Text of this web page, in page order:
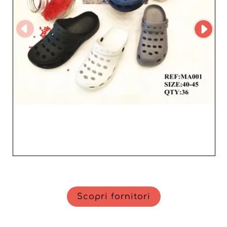
soddisfazione dei clienti grazie a una moda accessibile e
di stile. Scegliere 2Z Calzados S.L. significa puntare su
una collaborazione duratura e fruttuosa con un
protagonista imprescindibile del settore calzaturiero,
pronto ad accompagnare la tua attività verso nuovi
traguardi. Sperimenta la differenza ed entra a far parte
dei numerosi rivenditori che si affidano a 2Z Calzados
S.L. per dare al proprio catalogo quel tocco di stile e
comfort che i clienti cercano.
Scopri fornitori